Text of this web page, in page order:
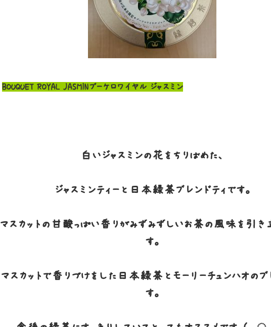
BOUQUET ROYAL JASMINブーケロワイヤル ジャスミン
白いジャスミンの花をちりばめた、
ジャスミンティーと日本緑茶ブレンドティです。
マスカットの甘酸っぱい香りがみずみずしいお茶の風味を引き
す。
マスカットで香りづけをした日本緑茶とモーリーチュンハオのブ
す。